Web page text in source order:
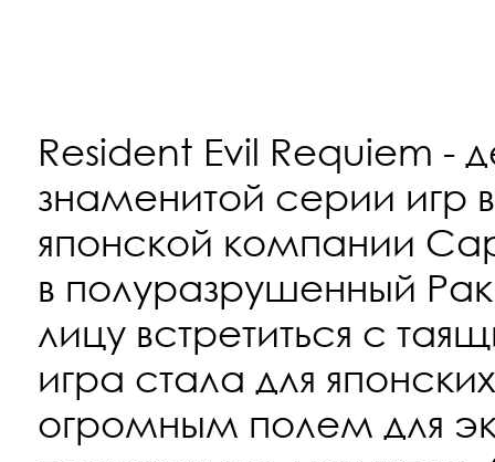
Resident Evil Requiem -
знаменитой серии игр
японской компании
в полуразрушенный
лицу встретиться с
игра стала для
огромным полем для